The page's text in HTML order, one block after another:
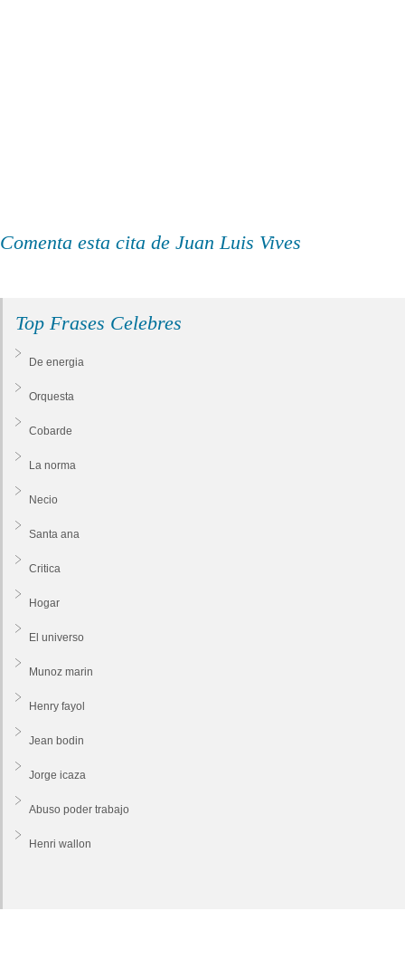
Comenta esta cita de Juan Luis Vives
Top Frases Celebres
De energia
Orquesta
Cobarde
La norma
Necio
Santa ana
Critica
Hogar
El universo
Munoz marin
Henry fayol
Jean bodin
Jorge icaza
Abuso poder trabajo
Henri wallon